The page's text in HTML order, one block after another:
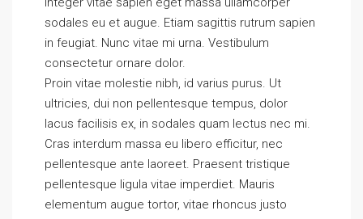
sodales eu et augue. Etiam sagittis rutrum sapien
in feugiat. Nunc vitae mi urna. Vestibulum
consectetur ornare dolor.
Proin vitae molestie nibh, id varius purus. Ut
ultricies, dui non pellentesque tempus, dolor
lacus facilisis ex, in sodales quam lectus nec mi.
Cras interdum massa eu libero efficitur, nec
pellentesque ante laoreet. Praesent tristique
pellentesque ligula vitae imperdiet. Mauris
elementum augue tortor, vitae rhoncus justo